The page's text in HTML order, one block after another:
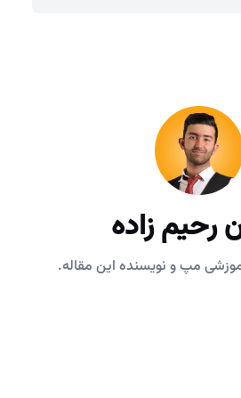
رحیم زاده
مپ و نویسنده این مقاله.